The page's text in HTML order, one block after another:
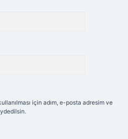
için adım, e-posta adresim ve